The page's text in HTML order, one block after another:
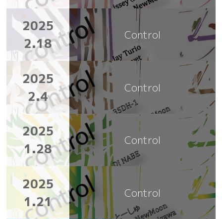
2025
2.18
Control
2025
2.4
Control
2025
1.28
Control
2025
1.21
Control